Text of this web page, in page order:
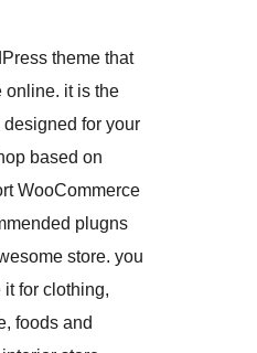
theme that
online. it is the
designed for your
based on
WooCommerce
plugns
store. you
for clothing,
foods and